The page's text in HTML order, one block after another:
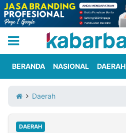
Iklan
Berita
Kami
BERANDA NASIONAL DAERAH
Daerah
DAERAH